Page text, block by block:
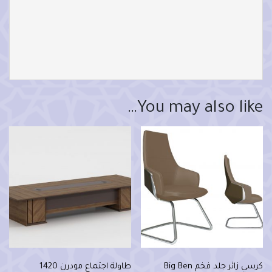
You may also like…
كرسي زائر جلد فخم Big Ben طاولة اجتماع مودرن 1420